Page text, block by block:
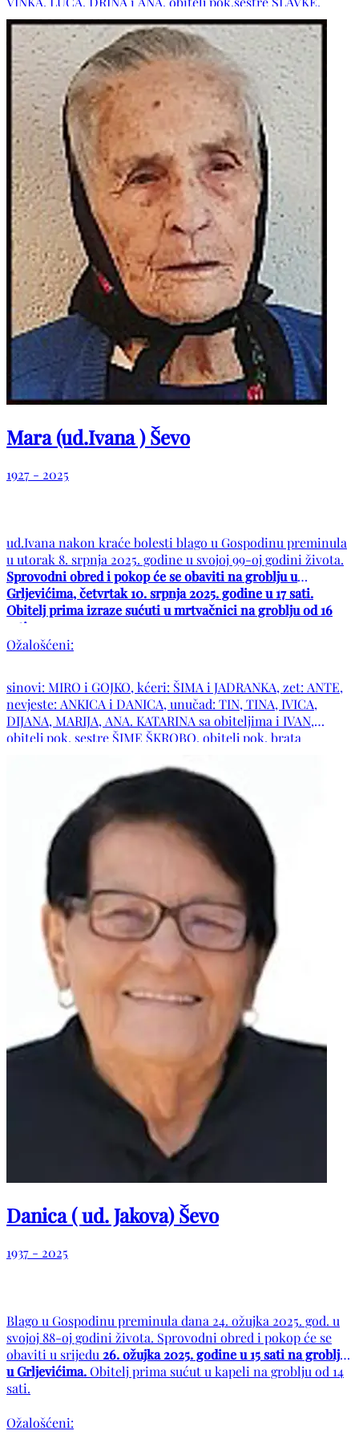
obitelj pok. šure ANDRIJE, obitelji: ČOLAK, PEHAR,
MIHALJEVIĆ, SKOKO, ŠKROBO, ZELJKO, ERIĆ i BRKIĆ, te
ostala mnogobrojna rodbina i prijatelji. POČIVAO U MIRU
BOŽJEM!
Mara (ud.Ivana ) Ševo
1927 - 2025
ud.Ivana nakon kraće bolesti blago u Gospodinu preminula
u utorak 8. srpnja 2025. godine u svojoj 99-oj godini života.
Sprovodni obred i pokop će se obaviti na groblju u
Grljevićima, četvrtak 10. srpnja 2025. godine u 17 sati.
Obitelj prima izraze sućuti u mrtvačnici na groblju od 16
sati.
Ožalošćeni:
sinovi: MIRO i GOJKO, kćeri: ŠIMA i JADRANKA, zet: ANTE,
nevjeste: ANKICA i DANICA, unučad: TIN, TINA, IVICA,
DIJANA, MARIJA, ANA. KATARINA sa obiteljima i IVAN,
obitelj pok. sestre ŠIME ŠKROBO, obitelj pok. brata
obitelji: ŠEVO, MUSA, ŠIMOVIĆ, PLANINIĆ, BRKIĆ, KVESIĆ,
ŠKROBO, DOLIC, RIPIĆ, KORDIĆ, VUKOJA, ŠARAC, BORAS,
VUJEVIĆ, PETRUŠIĆ, LEKO, RAJIČ, VUČIĆ, SUŠAC i ČOLAK
te ostala rodbina i prijatelji. POČIVALA U MIRU BOŽJEM!
Danica ( ud. Jakova) Ševo
1937 - 2025
Blago u Gospodinu preminula dana 24. ožujka 2025. god. u
svojoj 88-oj godini života. Sprovodni obred i pokop će se
obaviti u srijedu 26. ožujka 2025. godine u 15 sati na groblju
u Grljevićima.Obitelj prima sućut u kapeli na groblju od 14
sati.
Ožalošćeni: